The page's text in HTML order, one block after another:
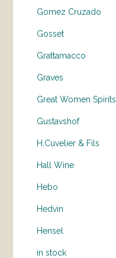
Gomez Cruzado
Gosset
Grattamacco
Graves
Great Women Spirits
Gustavshof
H.Cuvelier & Fils
Hall Wine
Hebo
Hedvin
Hensel
in stock